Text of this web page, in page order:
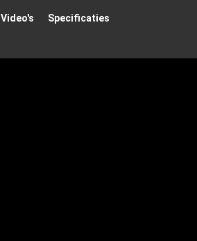
Video's
Specificaties